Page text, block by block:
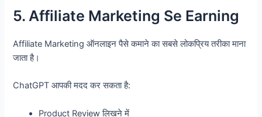
5. Affiliate Marketing Se Earning
Affiliate Marketing ऑनलाइन पैसे कमाने का सबसे लोकप्रिय तरीका माना
जाता है।
ChatGPT आपकी मदद कर सकता है:
Product Review लिखने में